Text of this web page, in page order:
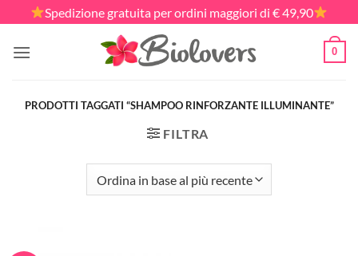
ai
contenuti
Spedizione gratuita per ordini maggiori di € 49,90
0
PRODOTTI TAGGATI “SHAMPOO RINFORZANTE ILLUMINANTE”
FILTRA